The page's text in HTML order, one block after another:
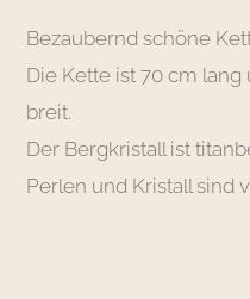
Bezaubernd schöne
Die Kette ist 70 cm
breit.
Der Bergkristall ist
Perlen und Kristall sind